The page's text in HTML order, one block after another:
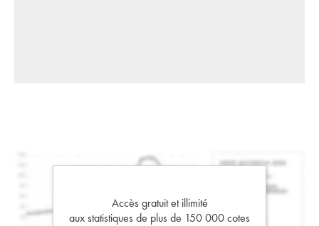
Accès gratuit et illimité
aux statistiques de plus de 150 000 cotes